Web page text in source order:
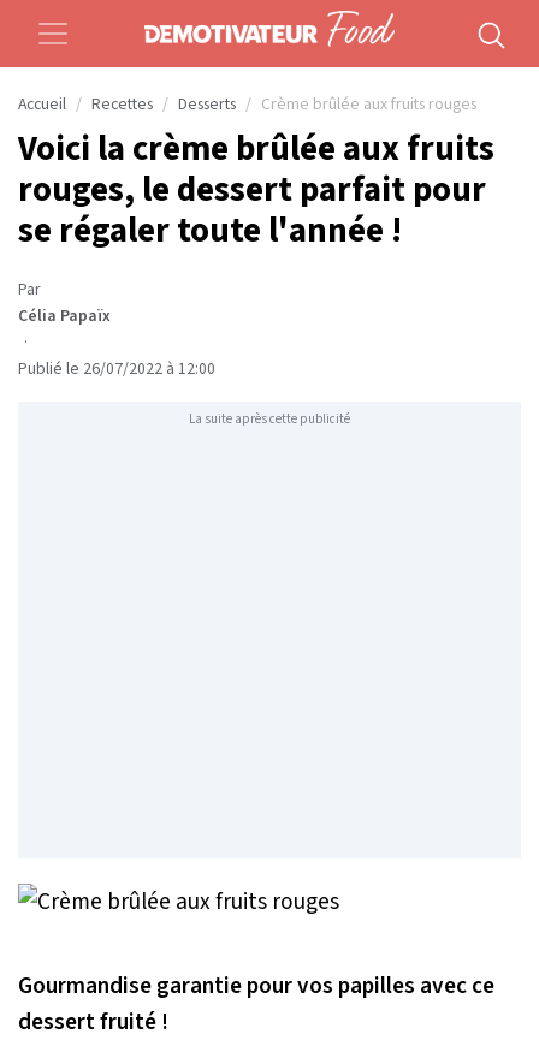
Accueil Recettes Desserts Crème brûlée aux fruits rouges
Voici la crème brûlée aux fruits
rouges, le dessert parfait pour
se régaler toute l'année !
Par
Célia Papaïx
·
Publié le 26/07/2022 à 12:00
La suite après cette publicité
Gourmandise garantie pour vos papilles avec ce
dessert fruité !